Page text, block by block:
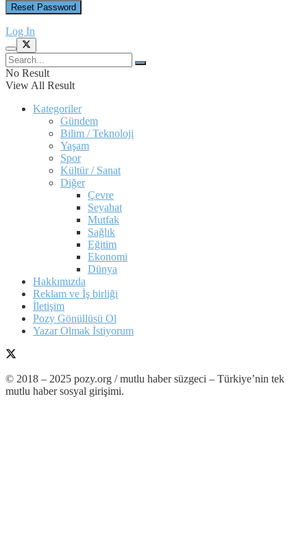
Log In
No Result
View All Result
Kategoriler
Gündem
Bilim / Teknoloji
Yaşam
Spor
Kültür / Sanat
Diğer
Çevre
Seyahat
Mutfak
Sağlık
Eğitim
Ekonomi
Dünya
Hakkımızda
Reklam ve İş birliği
İletişim
Pozy Gönüllüsü Ol
Yazar Olmak İstiyorum
© 2018 – 2025 pozy.org / mutlu haber süzgeci – Türkiye’nin tek
mutlu haber sosyal girişimi.